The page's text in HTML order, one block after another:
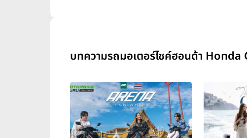
บทความรถมอเตอร์ไซค์ฮอนด้า Honda